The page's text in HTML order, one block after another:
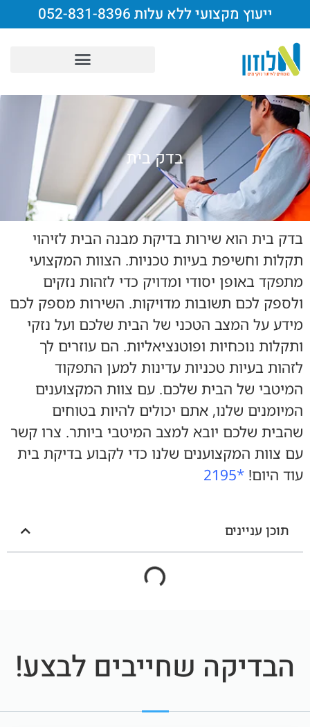
ייעוץ מקצועי ללא עלות 052-831-8396
בדק בית
בדק בית הוא שירות בדיקת מבנה הבית לזיהוי
תקלות וחשיפת בעיות טכניות. הצוות המקצועי
מתפקד באופן יסודי ומדויק כדי לזהות נזקים
ולספק לכם תשובות מדויקות. השירות מספק לכם
מידע על המצב הטכני של הבית שלכם ועל נזקי
ותקלות נוכחיות ופוטנציאליות. הם עוזרים לך
לזהות בעיות טכניות עדינות למען התפקוד
המיטבי של הבית שלכם. עם צוות המקצוענים
המיומנים שלנו, אתם יכולים להיות בטוחים
שהבית שלכם יובא למצב המיטבי ביותר. צרו קשר
עם צוות המקצוענים שלנו כדי לקבוע בדיקת בית
עוד היום! *2195
תוכן עניינים
הבדיקה שחייבים לבצע!